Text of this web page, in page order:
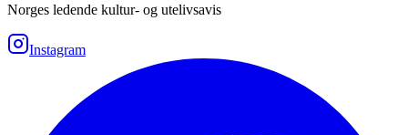
Norges ledende kultur- og utelivsavis
Instagram